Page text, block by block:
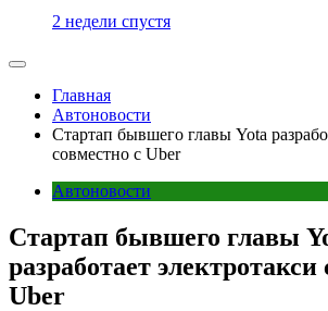
2 недели спустя
Главная
Автоновости
Стартап бывшего главы Yota
совместно с Uber
Автоновости
Стартап бывшего главы
разработает электротакси
Uber